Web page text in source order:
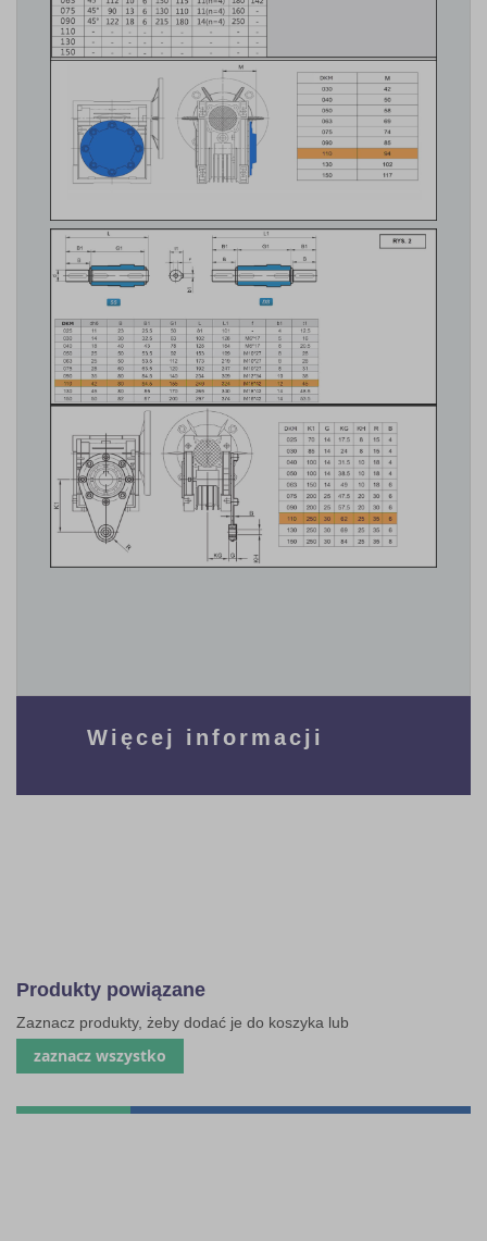
Więcej informacji
Produkty powiązane
Zaznacz produkty, żeby dodać je do koszyka lub
zaznacz wszystko